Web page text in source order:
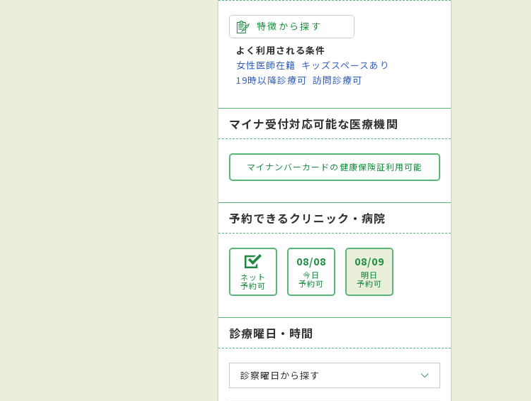
特徴から探す
よく利用される条件
女性医師在籍 キッズスペースあり
19時以降診療可 訪問診療可
マイナ受付対応可能な医療機関
マイナンバーカードの健康保険証利用可能
予約できるクリニック・病院
ネット
予約可
08/08
今日
予約可
08/09
明日
予約可
診療曜日・時間
診察曜日から探す